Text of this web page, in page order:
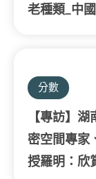
老種類_中
分數
【專訪】
密空間專家
授羅明：欣